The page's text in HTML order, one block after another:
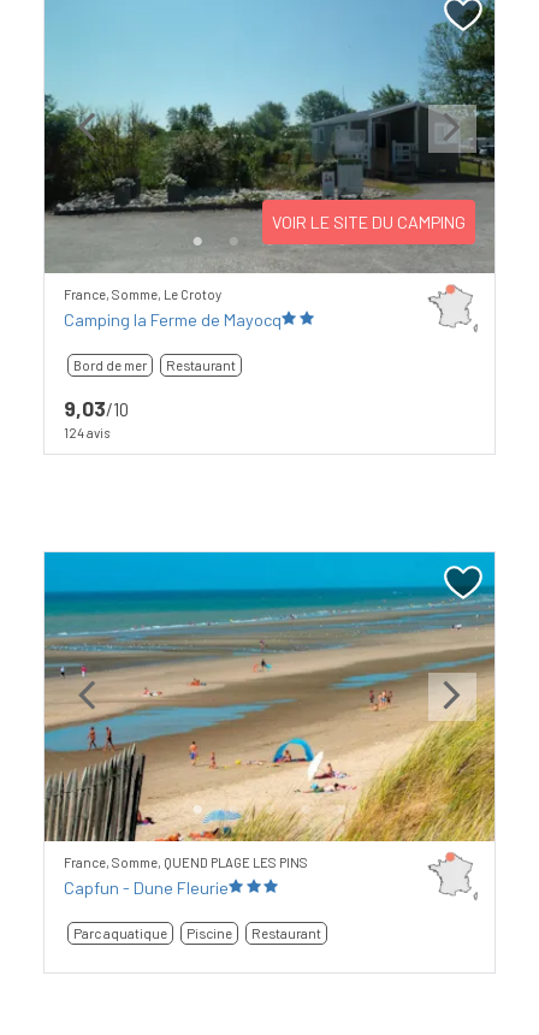
Previous Next
VOIR LE SITE DU CAMPING
France, Somme, Le Crotoy
Camping la Ferme de Mayocq
Bord de mer Restaurant
9,03/10
124 avis
Previous Next
France, Somme, QUEND PLAGE LES PINS
Capfun - Dune Fleurie
Parc aquatique Piscine Restaurant